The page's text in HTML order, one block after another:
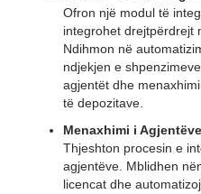
Ofron një modul të
integrohet drejtpërdrejt
Ndihmon në
ndjekjen e
agjentët dhe
të depozitave.
Menaxhimi i Agjentëve
Thjeshton procesin e
agjentëve. Mblidhen
licencat dhe